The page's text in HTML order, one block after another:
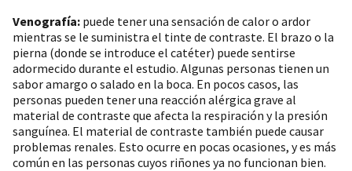
Venografía: puede tener una sensación de calor o ardor
mientras se le suministra el tinte de contraste. El brazo o la
pierna (donde se introduce el catéter) puede sentirse
adormecido durante el estudio. Algunas personas tienen un
sabor amargo o salado en la boca. En pocos casos, las
personas pueden tener una reacción alérgica grave al
material de contraste que afecta la respiración y la presión
sanguínea. El material de contraste también puede causar
problemas renales. Esto ocurre en pocas ocasiones, y es más
común en las personas cuyos riñones ya no funcionan bien.